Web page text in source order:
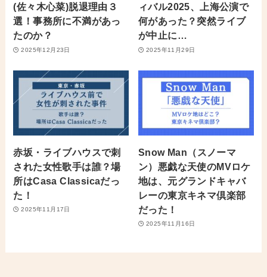
(佐々木心菜)脱退理由３
選！事務所に不満があっ
たのか？
2025年12月23日
ィバル2025、上海公演で
何があった？突然ライブ
が中止に…
2025年11月29日
赤坂・ライブハウスで刺
された女性歌手は誰？場
所はCasa Classicaだっ
た！
2025年11月17日
Snow Man（スノーマ
ン）悪戯な天使のMVロケ
地は、元グランドキャバ
レーの東京キネマ倶楽部
だった！
2025年11月16日